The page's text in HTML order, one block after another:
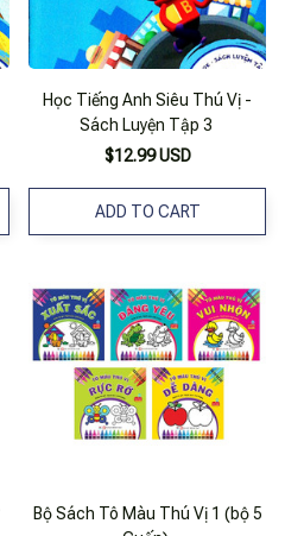
Học Tiếng Anh Siêu Thú Vị -
Sách Luyện Tập 3
$12.99 USD
ADD TO CART
Bộ Sách Tô Màu Thú Vị 1 (bộ 5